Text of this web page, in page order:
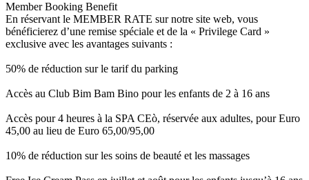
Member Booking Benefit
En réservant le MEMBER RATE sur notre site web, vous
bénéficierez d’une remise spéciale et de la « Privilege Card »
exclusive avec les avantages suivants :
50% de réduction sur le tarif du parking
Accès au Club Bim Bam Bino pour les enfants de 2 à 16 ans
Accès pour 4 heures à la SPA CEò, réservée aux adultes, pour Euro
45,00 au lieu de Euro 65,00/95,00
10% de réduction sur les soins de beauté et les massages